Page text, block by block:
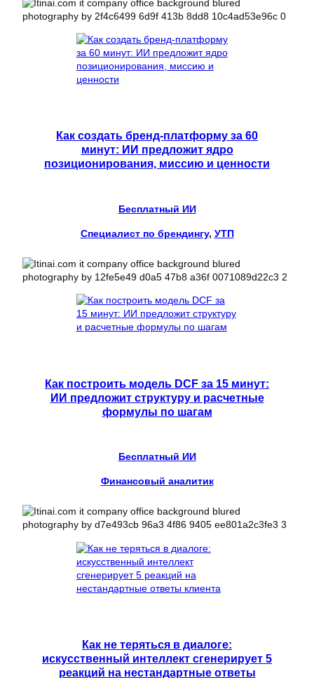
Как создать бренд-платформу за 60
минут: ИИ предложит ядро
позиционирования, миссию и ценности
Бесплатный ИИ
Специалист по брендингу, УТП
Как построить модель DCF за 15 минут:
ИИ предложит структуру и расчетные
формулы по шагам
Бесплатный ИИ
Финансовый аналитик
Как не теряться в диалоге:
искусственный интеллект сгенерирует 5
реакций на нестандартные ответы